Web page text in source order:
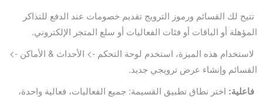
تتيح لك القسائم ورموز الترويج تقديم خصومات عند الدفع للتذاكر
المؤهلة أو الباقات أو فئات الفعاليات أو سلع المتجر الإلكتروني.
لاستخدام هذه الميزة، استخدم لوحة التحكم -> الأحداث & الأماكن ->
القسائم وإنشاء عرض ترويجي جديد.
فاعلية: اختر نطاق تطبيق القسيمة: جميع الفعاليات، فعالية واحدة،